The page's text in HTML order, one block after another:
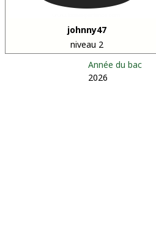
johnny47
niveau 2
Année du bac
2026